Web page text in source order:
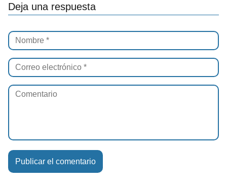
Deja una respuesta